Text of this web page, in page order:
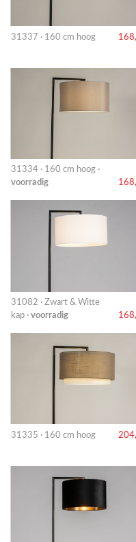
31337 · 160 cm hoog
31334 · 160 cm hoog ·
voorradig
31082 · Zwart & Witte
kap · voorradig
31335 · 160 cm hoog